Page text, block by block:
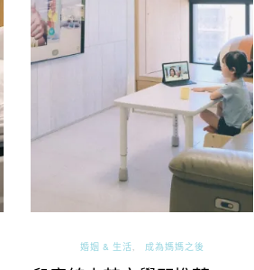
婚姻 & 生活 成為媽媽之後